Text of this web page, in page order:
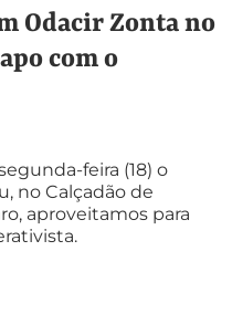
Odacir Zonta no
com o
feira (18) o
no Calçadão de
aproveitamos para